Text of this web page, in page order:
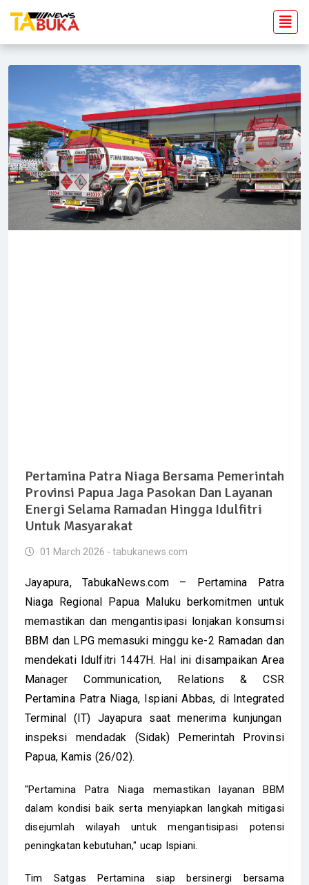
Pertamina Patra Niaga Bersama Pemerintah
Provinsi Papua Jaga Pasokan Dan Layanan
Energi Selama Ramadan Hingga Idulfitri
Untuk Masyarakat
01 March 2026 - tabukanews.com
Jayapura, TabukaNews.com – Pertamina Patra
Niaga Regional Papua Maluku berkomitmen untuk
memastikan dan mengantisipasi lonjakan konsumsi
BBM dan LPG memasuki minggu ke-2 Ramadan dan
mendekati Idulfitri 1447H. Hal ini disampaikan Area
Manager Communication, Relations & CSR
Pertamina Patra Niaga, Ispiani Abbas, di Integrated
Terminal (IT) Jayapura saat menerima kunjungan
inspeksi mendadak (Sidak) Pemerintah Provinsi
Papua, Kamis (26/02).
"Pertamina Patra Niaga memastikan layanan BBM
dalam kondisi baik serta menyiapkan langkah mitigasi
disejumlah wilayah untuk mengantisipasi potensi
peningkatan kebutuhan," ucap Ispiani.
Tim Satgas Pertamina siap bersinergi bersama